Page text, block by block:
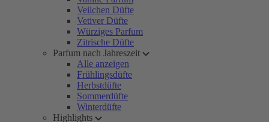
Veilchen Düfte
Vetiver Düfte
Würziges Parfum
Zitrische Düfte
Parfum nach Jahreszeit
Alle anzeigen
Frühlingsdüfte
Herbstdüfte
Sommerdüfte
Winterdüfte
Highlights